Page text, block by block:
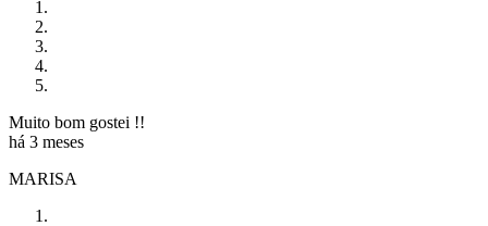
Muito bom gostei !!
há 3 meses
MARISA